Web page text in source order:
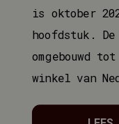
is oktober
hoofdstuk.
omgebouwd
winkel van